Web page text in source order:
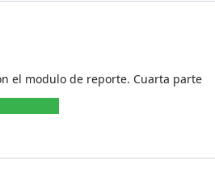
el modulo de reporte. Cuarta parte